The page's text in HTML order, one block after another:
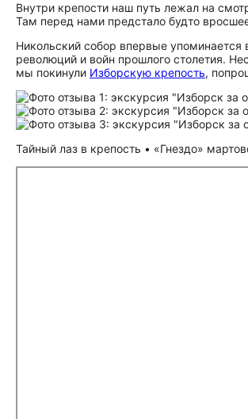
Внутри крепости наш путь лежал на
Там перед нами предстало будто
Никольский собор впервые
революций и войн прошлого столетия.
мы покинули Изборскую крепость,
Тайный лаз в крепость • «Гнездо»